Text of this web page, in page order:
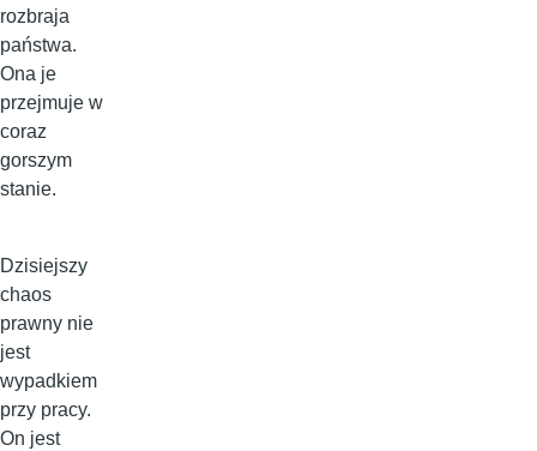
rozbraja
państwa.
Ona je
przejmuje w
coraz
gorszym
stanie.
Dzisiejszy
chaos
prawny nie
jest
wypadkiem
przy pracy.
On jest